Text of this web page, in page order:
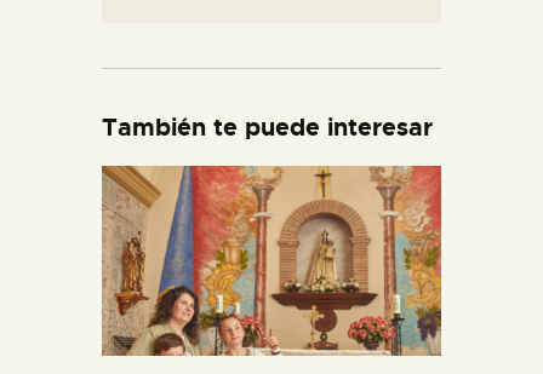
También te puede interesar